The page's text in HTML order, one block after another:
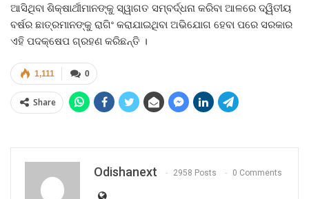
ଆସିଥିବା ଶିକ୍ଷାର୍ଥୀମାନଙ୍କୁ ସ୍ୱାଗତ ସମ୍ବର୍ଦ୍ଧନା କରିବା ଆଳରେ ଦ୍ୱିତୀୟ
ବର୍ଷର ଛାତ୍ରମାନଙ୍କୁ ରାଗିଂ କରାଯାଇଥିବା ଅଭିଯୋଗ ହେବା ପରେ ସରକାର
ଏହି ପଦକ୍ଷେପ ଗ୍ରହଣ କରିଛନ୍ତି ।
0
1,111
Share
Odishanext 2958 Posts 0 Comments